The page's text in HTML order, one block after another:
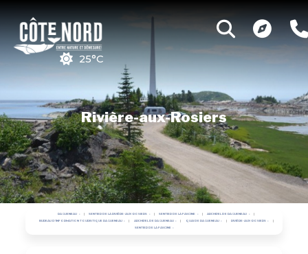
25°C
Rivière-aux-Rosiers
RAGUENEAU SENTIER DE LA RIVIÈRE-AUX-ROSIERS SENTIER DE LA FASCINE ARCHIPEL DE RAGUENEAU
BUREAU D'INFORMATION TOURISTIQUE RAGUENEAU ARCHIPEL DE RAGUENEAU QUAI DE RAGUENEAU RIVIÈRE-AUX-ROSIERS
SENTIER DE LA FASCINE